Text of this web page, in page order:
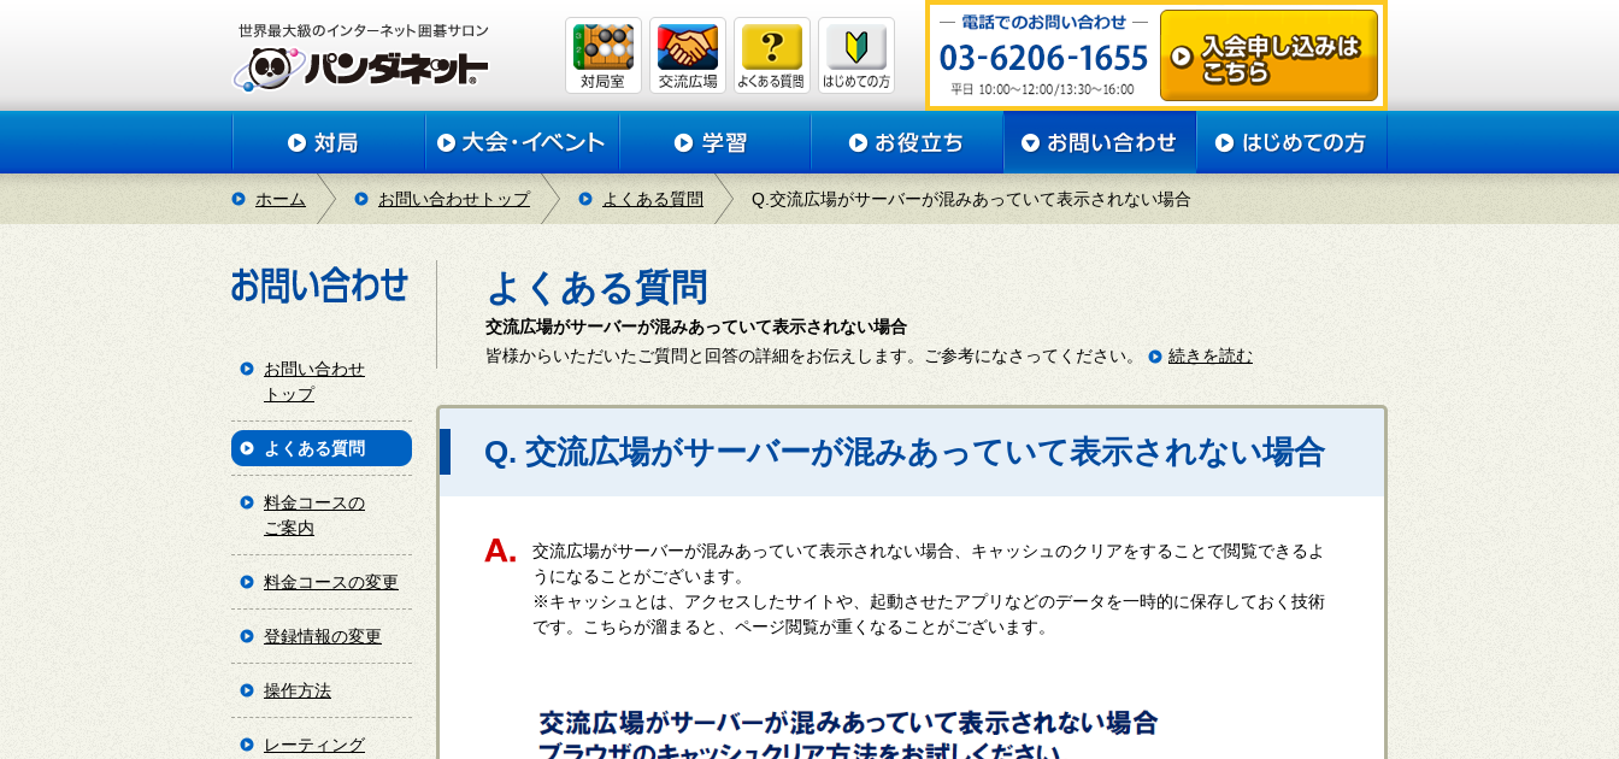
ホーム お問い合わせトップ よくある質問 Q.交流広場がサーバーが混みあっていて表示されない場合
よくある質問
交流広場がサーバーが混みあっていて表示されない場合
皆様からいただいたご質問と回答の詳細をお伝えします。ご参考になさってください。
続きを読む
Q. 交流広場がサーバーが混みあっていて表示されない場合
交流広場がサーバーが混みあっていて表示されない場合、キャッシュのクリアをすることで閲覧できるよ
うになることがございます。
※キャッシュとは、アクセスしたサイトや、起動させたアプリなどのデータを一時的に保存しておく技術
です。こちらが溜まると、ページ閲覧が重くなることがございます。
お問い合わせ
トップ
よくある質問
料金コースの
ご案内
料金コースの変更
登録情報の変更
操作方法
レーティング